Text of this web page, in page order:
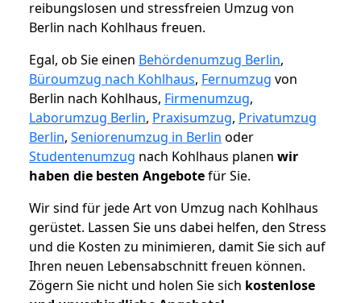
reibungslosen und stressfreien Umzug von
Berlin nach Kohlhaus freuen.
Egal, ob Sie einen Behördenumzug Berlin,
Büroumzug nach Kohlhaus, Fernumzug von
Berlin nach Kohlhaus, Firmenumzug,
Laborumzug Berlin, Praxisumzug, Privatumzug
Berlin, Seniorenumzug in Berlin oder
Studentenumzug nach Kohlhaus planen wir
haben die besten Angebotefür Sie.
Wir sind für jede Art von Umzug nach Kohlhaus
gerüstet. Lassen Sie uns dabei helfen, den Stress
und die Kosten zu minimieren, damit Sie sich auf
Ihren neuen Lebensabschnitt freuen können.
Zögern Sie nicht und holen Sie sich kostenlose